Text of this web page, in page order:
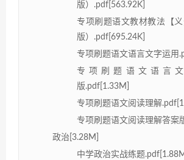
版）.pdf[563.92K]
专项刷题语文教材教法【
版）.pdf[695.24K]
专项刷题语文语言文字运用
专项刷题语文语言
版.pdf[1.33M]
专项刷题语文阅读理解
专项刷题语文阅读理解答案
政治[3.28M]
中学政治实战练题